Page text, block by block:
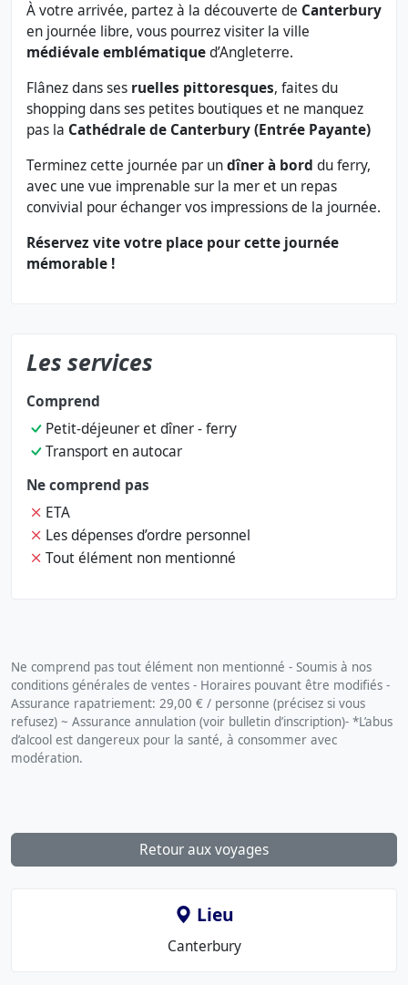
À votre arrivée, partez à la découverte de Canterbury
en journée libre, vous pourrez visiter la ville
médiévale emblématiqued’Angleterre.
Flânez dans ses ruelles pittoresques, faites du
shopping dans ses petites boutiques et ne manquez
pas la Cathédrale de Canterbury(Entrée Payante)
Terminez cette journée par undîner à bord du ferry,
avec une vue imprenable sur la mer et un repas
convivial pour échanger vos impressions de la journée.
Réservez vite votre place pour cette journée
mémorable !
Les services
Comprend
Petit-déjeuner et dîner - ferry
Transport en autocar
Ne comprend pas
ETA
Les dépenses d’ordre personnel
Tout élément non mentionné
Ne comprend pas tout élément non mentionné - Soumis à nos
conditions générales de ventes - Horaires pouvant être modifiés -
Assurance rapatriement: 29,00 € / personne (précisez si vous
refusez) ~ Assurance annulation (voir bulletin d’inscription)- *L’abus
d’alcool est dangereux pour la santé, à consommer avec
modération.
Retour aux voyages
Lieu
Le
Canterbury